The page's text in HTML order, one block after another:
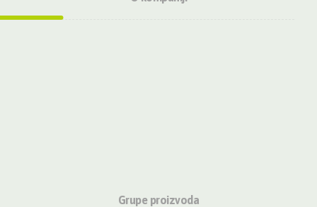
Grupe proizvoda